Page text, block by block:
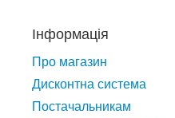
Інформація
Про магазин
Дисконтна система
Постачальникам